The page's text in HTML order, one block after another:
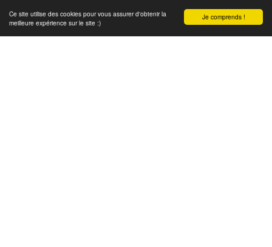
Je comprends !
Ce site utilise des cookies pour vous assurer d'obtenir la
meilleure expérience sur le site :)